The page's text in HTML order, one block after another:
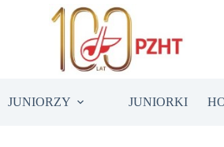
JUNIORZY JUNIORKI